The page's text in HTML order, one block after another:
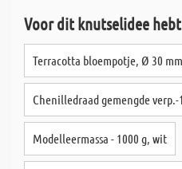
Voor dit knutselidee
Terracotta bloempotje, Ø 30 mm
Chenilledraad gemengde
Modelleermassa - 1000 g, wit